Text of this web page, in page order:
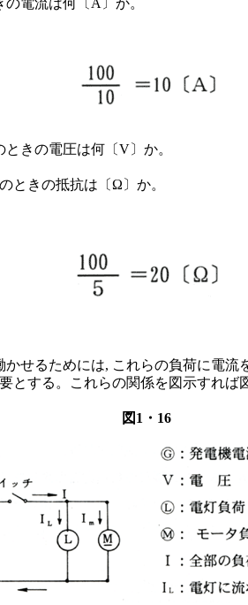
電流は何〔A〕か。
きの電圧は何〔V〕か。
ときの抵抗は〔Ω〕か。
せるためには, これらの負荷に電流
する。これらの関係を図示すれば
図1・16